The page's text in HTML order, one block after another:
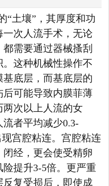
“土壤”，其厚度和功
次人流手术，无论
需要通过器械搔刮
这种机械性操作不
底层，而基底层的
可能导致内膜菲薄
次以上人流的女
者平均减少0.3-
宫腔粘连。宫腔粘连
经，更会使受精卵
提升3-5倍。更严重
复受损后，即使成